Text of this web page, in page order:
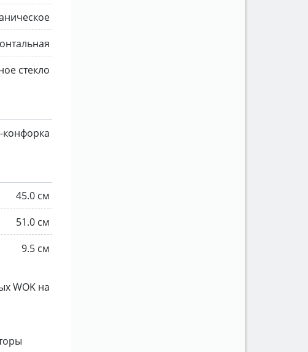
стекло
конфорка
45.0 см
51.0 см
9.5 см
WOK на